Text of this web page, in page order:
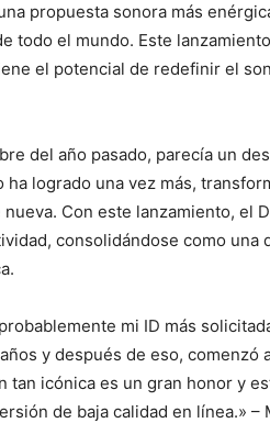
propuesta sonora más
todo el mundo. Este
el potencial de redefinir el
del año pasado, parecía un
logrado una vez más,
Con este lanzamiento, el
consolidándose como una
mi ID más
y después de eso, comenzó
tan icónica es un gran honor y
de baja calidad en línea.» –